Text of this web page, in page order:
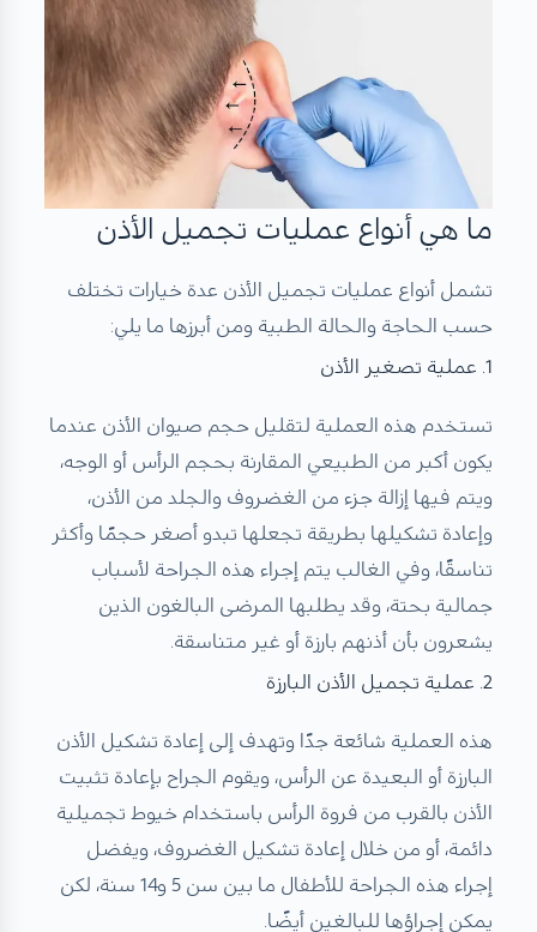
ما هي أنواع عمليات تجميل الأذن
تشمل أنواع عمليات تجميل الأذن عدة خيارات تختلف
حسب الحاجة والحالة الطبية ومن أبرزها ما يلي:
1. عملية تصغير الأذن
تستخدم هذه العملية لتقليل حجم صيوان الأذن عندما
يكون أكبر من الطبيعي المقارنة بحجم الرأس أو الوجه،
ويتم فيها إزالة جزء من الغضروف والجلد من الأذن،
وإعادة تشكيلها بطريقة تجعلها تبدو أصغر حجمًا وأكثر
تناسقًا، وفي الغالب يتم إجراء هذه الجراحة لأسباب
جمالية بحتة، وقد يطلبها المرضى البالغون الذين
يشعرون بأن أذنهم بارزة أو غير متناسقة.
2. عملية تجميل الأذن البارزة
هذه العملية شائعة جدًا وتهدف إلى إعادة تشكيل الأذن
البارزة أو البعيدة عن الرأس، ويقوم الجراح بإعادة تثبيت
الأذن بالقرب من فروة الرأس باستخدام خيوط تجميلية
دائمة، أو من خلال إعادة تشكيل الغضروف، ويفضل
إجراء هذه الجراحة للأطفال ما بين سن 5 و14 سنة، لكن
يمكن إجراؤها للبالغين أيضًا.